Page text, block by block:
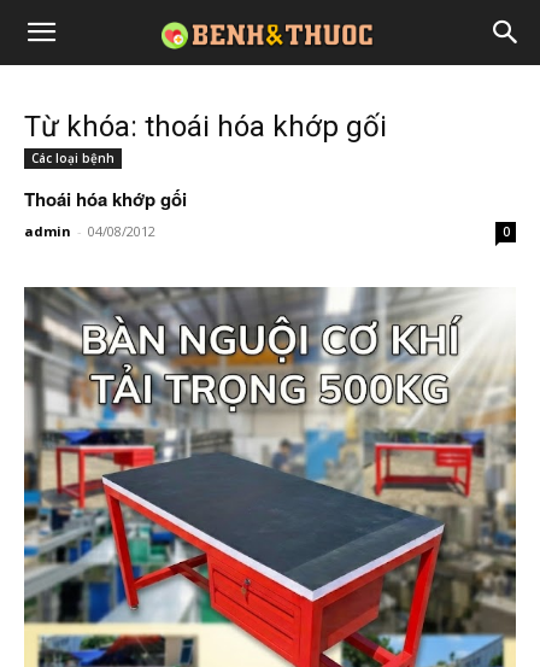
Từ khóa: thoái hóa khớp gối
Các loại bệnh
Thoái hóa khớp gối
admin - 04/08/2012 0